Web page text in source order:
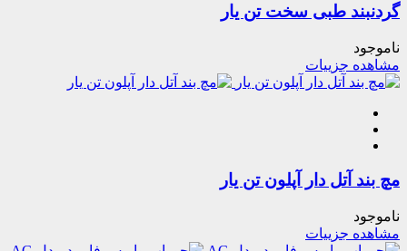
گردنبند طبی سخت تن یار
ناموجود
مشاهده جزییات
مچ بند آتل دار آپلون تن یار
ناموجود
مشاهده جزییات